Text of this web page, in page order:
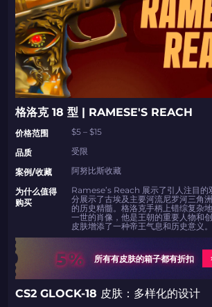
格洛克 18 型 | RAMESE'S REACH
价格范围
$5 – $15
品质
受限
案例/收藏
阿努比斯收藏
为什么值得
购买
Ramese’s Reach 展示了引人注目的
分展示了古埃及主要河流尼罗河三角
的历史精髓。格洛克手柄上错综复杂
一世的肖像，他是王朝的重要人物和
皮肤增添了一种帝王气息和历史意义。
5% 所有有皮肤的箱子都有折扣
CS2 GLOCK-18 皮肤：多样化的设计